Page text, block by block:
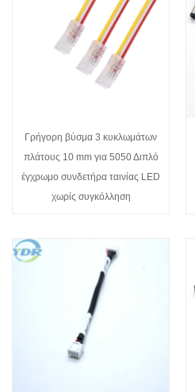
Γρήγορη βύσμα 3 κυκλωμάτων
πλάτους 10 mm για 5050 Διπλό
έγχρωμο συνδετήρα ταινίας LED
χωρίς συγκόλληση